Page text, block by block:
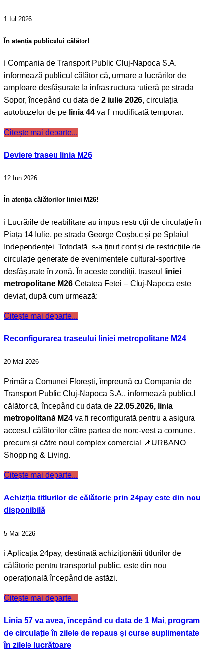
1 Iul 2026
În atenția publicului călător!
ℹ️ Compania de Transport Public Cluj-Napoca S.A.
informează publicul călător că, urmare a lucrărilor de
amploare desfășurate la infrastructura rutieră pe strada
Sopor, începând cu data de 2 iulie 2026, circulația
autobuzelor de pe linia 44 va fi modificată temporar.
Citește mai departe...
Deviere traseu linia M26
12 Iun 2026
În atenția călătorilor liniei M26!
ℹ️ Lucrările de reabilitare au impus restricții de circulație în
Piața 14 Iulie, pe strada George Coșbuc și pe Splaiul
Independenței. Totodată, s-a ținut cont și de restricțiile de
circulație generate de evenimentele cultural-sportive
desfășurate în zonă. În aceste condiții, traseul
liniei
metropolitane M26 Cetatea Fetei – Cluj-Napoca este
deviat, după cum urmează:
Citește mai departe...
Reconfigurarea traseului liniei metropolitane M24
20 Mai 2026
Primăria Comunei Florești, împreună cu Compania de
Transport Public Cluj-Napoca S.A., informează publicul
călător că, începând cu data de 22.05.2026, linia
metropolitană M24 va fi reconfigurată pentru a asigura
accesul călătorilor către partea de nord-vest a comunei,
precum și către noul complex comercial 📌URBANO
Shopping & Living.
Citește mai departe...
Achiziția titlurilor de călătorie prin 24pay este din nou
disponibilă
5 Mai 2026
ℹ️ Aplicația 24pay, destinată achiziționării titlurilor de
călătorie pentru transportul public, este din nou
operațională începând de astăzi.
Citește mai departe...
Linia 57 va avea, începând cu data de 1 Mai, program
de circulație în zilele de repaus și curse suplimentate
în zilele lucrătoare